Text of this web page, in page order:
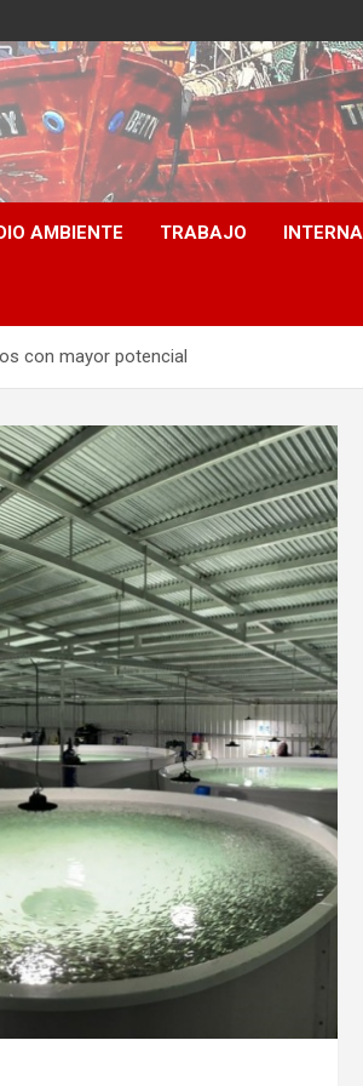
AMBIENTE TRABAJO
con mayor potencial